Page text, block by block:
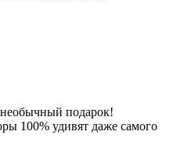
подарок!
100% удивят даже самого